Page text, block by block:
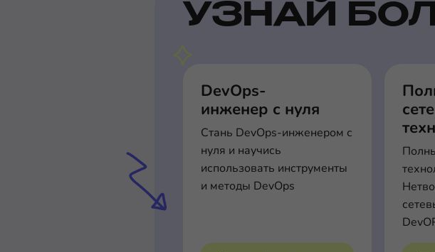
УЗНАЙ
DevOps-
инженер с нуля
Стань DevOps-инженером с
нуля и научись
использовать инструменты
и методы DevOps